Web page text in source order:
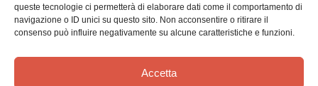
queste tecnologie ci permetterà di elaborare dati come il comportamento di
navigazione o ID unici su questo sito. Non acconsentire o ritirare il
consenso può influire negativamente su alcune caratteristiche e funzioni.
Accetta
Via Tre Denti, 1 - 10060 Cantalupa (TO)
Telefono: (+39) 0121 353452 - Fax: (+39) 0121 353839